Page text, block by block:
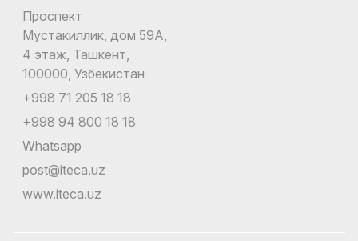
Проспект
Мустакиллик, дом 59А,
4 этаж, Ташкент,
100000, Узбекистан
+998 71 205 18 18
+998 94 800 18 18
Whatsapp
post@iteca.uz
www.iteca.uz